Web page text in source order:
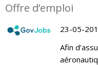
Offre d’emploi
23-05-
Afin